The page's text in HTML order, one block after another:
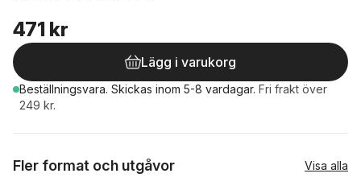
471 kr
Lägg i varukorg
Beställningsvara. Skickas inom 5-8 vardagar. Fri frakt över
249 kr.
Fler format och utgåvor Visa alla